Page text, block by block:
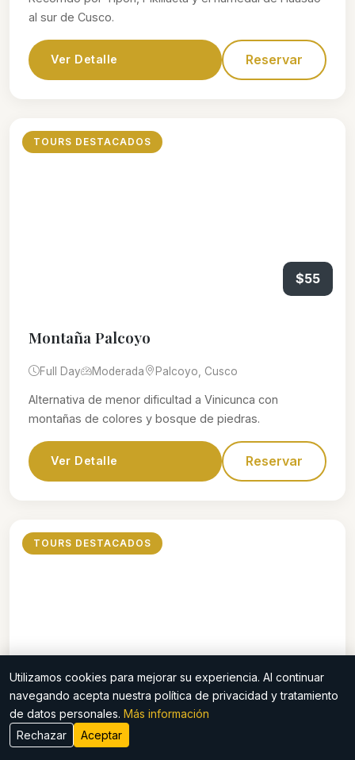
al sur de Cusco.
Ver Detalle Reservar
TOURS DESTACADOS
$55
Montaña Palcoyo
Full Day Moderada Palcoyo, Cusco
Alternativa de menor dificultad a Vinicunca con
montañas de colores y bosque de piedras.
Ver Detalle Reservar
TOURS DESTACADOS
$70
Waqrapukara
Utilizamos cookies para mejorar su experiencia. Al continuar
navegando acepta nuestra política de privacidad y tratamiento
de datos personales. Más información
Rechazar
Aceptar